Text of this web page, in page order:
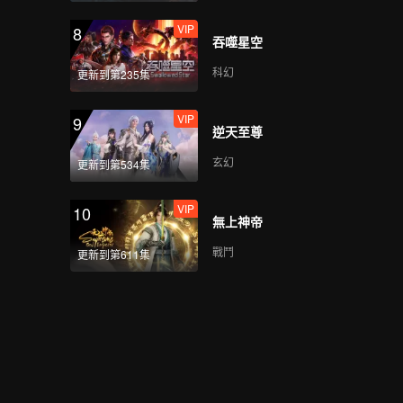
8
更新到第235集
VIP
吞噬星空
科幻
9
更新到第534集
VIP
逆天至尊
玄幻
10
更新到第611集
VIP
無上神帝
戰鬥